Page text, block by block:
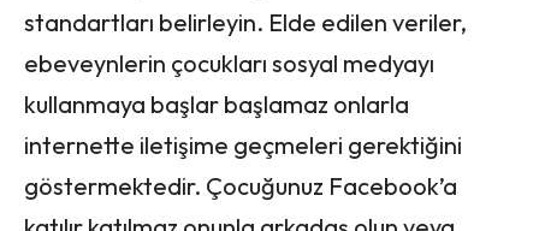
standartları belirleyin. Elde edilen veriler,
ebeveynlerin çocukları sosyal medyayı
kullanmaya başlar başlamaz onlarla
internette iletişime geçmeleri gerektiğini
göstermektedir. Çocuğunuz Facebook’a